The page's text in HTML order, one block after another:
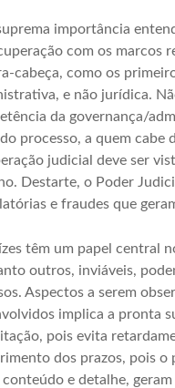
importância
com os marcos
cabeça, como os
e não jurídica.
da governança/
processo, a quem cabe
judicial deve ser
Destarte, o Poder
e fraudes que
têm um papel central
outros, inviáveis,
Aspectos a serem
implica a pronta
pois evita
dos prazos, pois o
conteúdo e detalhe,